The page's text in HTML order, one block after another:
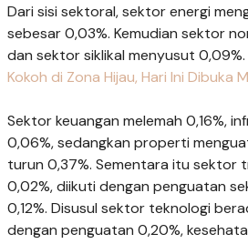
Dari sisi sektoral, sektor energi
sebesar 0,03%. Kemudian sektor
dan sektor siklikal menyusut 0,09%.
Kokoh di Zona Hijau, Hari Ini Dibuka
Sektor keuangan melemah 0,16%,
0,06%, sedangkan properti
turun 0,37%. Sementara itu sektor
0,02%, diikuti dengan penguatan
0,12%. Disusul sektor teknologi
dengan penguatan 0,20%,